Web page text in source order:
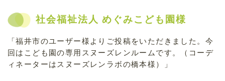
社会福祉法人 めぐみこども園様
「福井市のユーザー様よりご投稿をいただきました。今
回はこども園の専用スヌーズレンルームです。（コーデ
ィネーターはスヌーズレンラボの橋本様）」